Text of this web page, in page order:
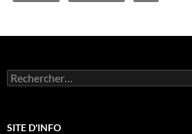
Rechercher :
SITE D'INFO